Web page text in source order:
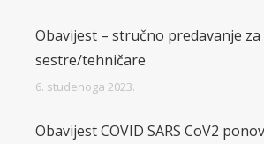
Obavijest – stručno predavanje za
sestre/tehničare
6. studenoga 2023.
Obavijest COVID SARS CoV2